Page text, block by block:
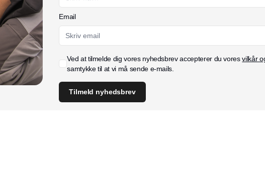
Email
Ved at tilmelde dig vores nyhedsbrev accepterer du voresvilkår
samtykke til at vi må sende e-mails.
Tilmeld nyhedsbrev